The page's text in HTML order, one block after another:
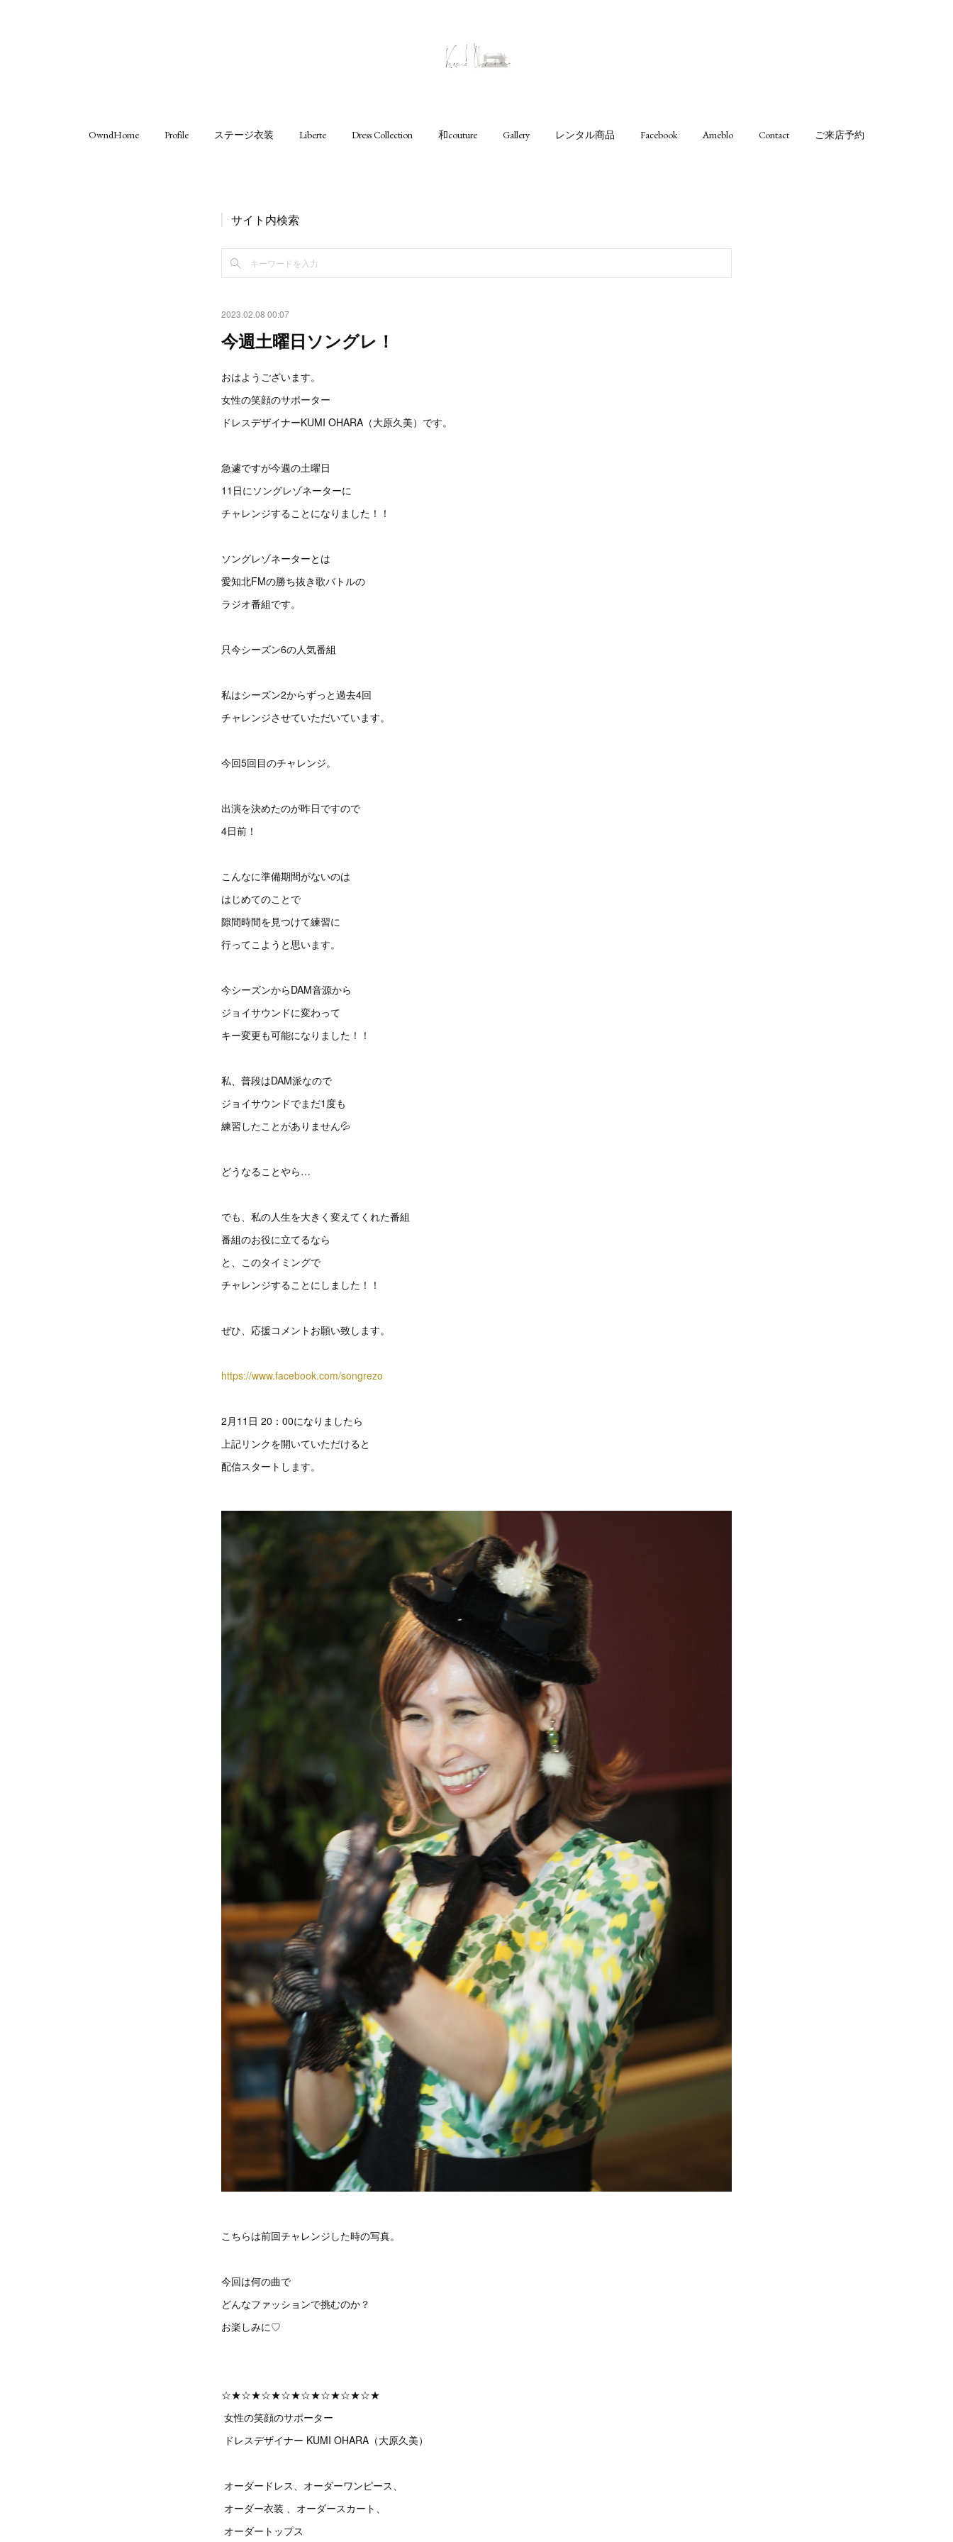
OwndHome Profile ステージ衣装 Liberte Dress Collection 和couture Gallery レンタル商品 Facebook Ameblo Contact ご来店予約
サイト内検索
2023.02.08 00:07
今週土曜日ソングレ！
おはようございます。
女性の笑顔のサポーター
ドレスデザイナーKUMI OHARA（大原久美）です。
急遽ですが今週の土曜日
11日にソングレゾネーターに
チャレンジすることになりました！！
ソングレゾネーターとは
愛知北FMの勝ち抜き歌バトルの
ラジオ番組です。
只今シーズン6の人気番組
私はシーズン2からずっと過去4回
チャレンジさせていただいています。
今回5回目のチャレンジ。
出演を決めたのが昨日ですので
4日前！
こんなに準備期間がないのは
はじめてのことで
隙間時間を見つけて練習に
行ってこようと思います。
今シーズンからDAM音源から
ジョイサウンドに変わって
キー変更も可能になりました！！
私、普段はDAM派なので
ジョイサウンドでまだ1度も
練習したことがありません💦
どうなることやら…
でも、私の人生を大きく変えてくれた番組
番組のお役に立てるなら
と、このタイミングで
チャレンジすることにしました！！
ぜひ、応援コメントお願い致します。
https://www.facebook.com/songrezo
2月11日 20：00になりましたら
上記リンクを開いていただけると
配信スタートします。
こちらは前回チャレンジした時の写真。
今回は何の曲で
どんなファッションで挑むのか？
お楽しみに♡
☆★☆★☆★☆★☆★☆★☆★☆★
女性の笑顔のサポーター
ドレスデザイナー KUMI OHARA（大原久美）
オーダードレス、オーダーワンピース、
オーダー衣装 、オーダースカート、
オーダートップス